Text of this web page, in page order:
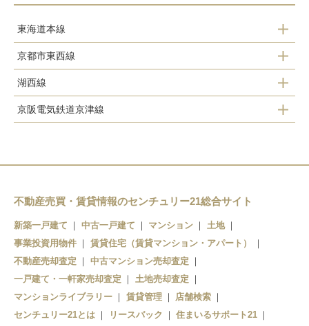
東海道本線
山科駅
京都市東西線
御陵駅
山科駅
小野駅
湖西線
山科駅
京阪電気鉄道京津線
京阪山科駅
四宮駅
不動産売買・賃貸情報のセンチュリー21総合サイト
新築一戸建て 中古一戸建て マンション
土地
事業投資用物件
賃貸住宅（賃貸マンション・アパート）
不動産売却査定
中古マンション売却査定
一戸建て・一軒家売却査定
土地売却査定
マンションライブラリー
賃貸管理
店舗検索
センチュリー21とは
リースバック
住まいるサポート21